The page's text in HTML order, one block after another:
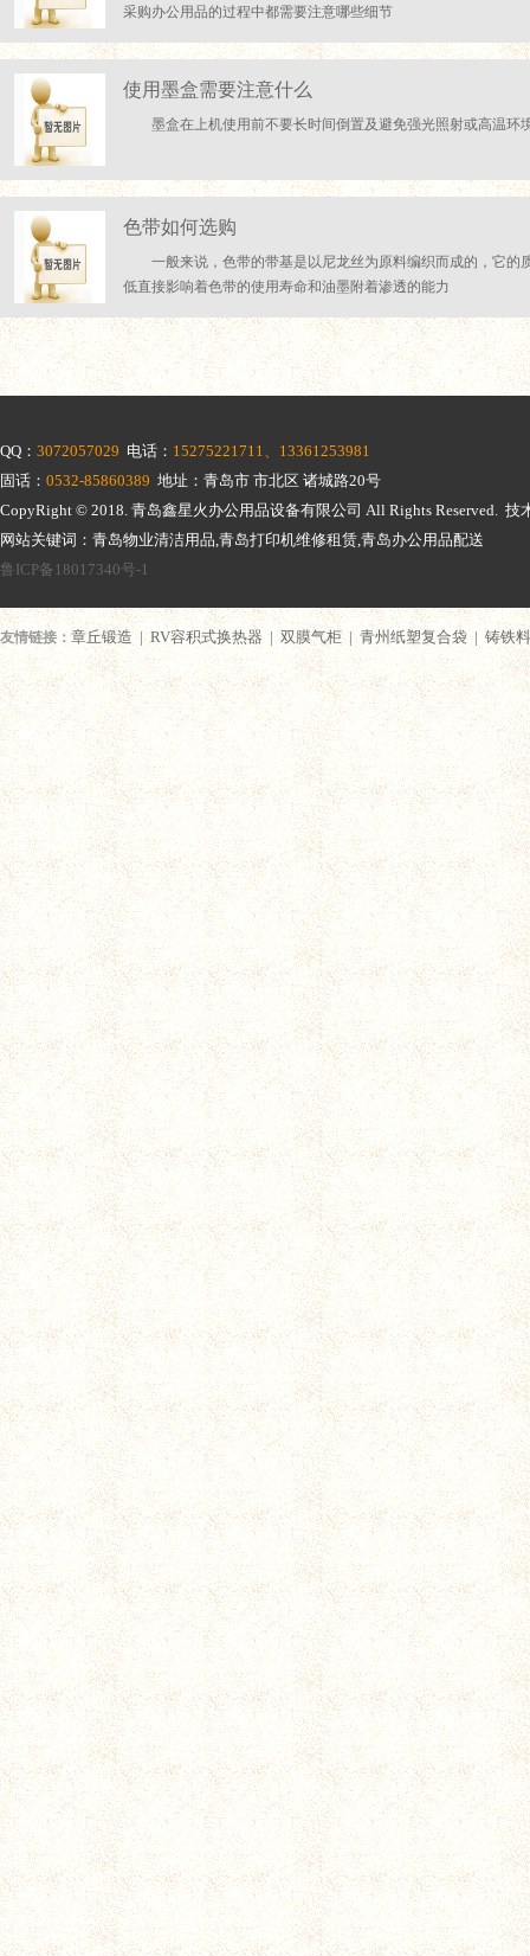
采购办公用品的过程中都需要注意哪些细节
使用墨盒需要注意什么
墨盒在上机使用前不要长时间倒置及避免强光照射或高温环
色带如何选购
一般来说，色带的带基是以尼龙丝为原料编织而成的，它的
低直接影响着色带的使用寿命和油墨附着渗透的能力
QQ： 3072057029 电话： 15275221711、13361253981
固话： 0532-85860389 地址：青岛市 市北区 诸城路20号
CopyRight © 2018. 青岛鑫星火办公用品设备有限公司 All Rights Reserved. 技
网站关键词：青岛物业清洁用品,青岛打印机维修租赁,青岛办公用品配送
鲁ICP备18017340号-1
友情链接：章丘锻造| RV容积式换热器|双膜气柜|青州纸塑复合袋|铸铁